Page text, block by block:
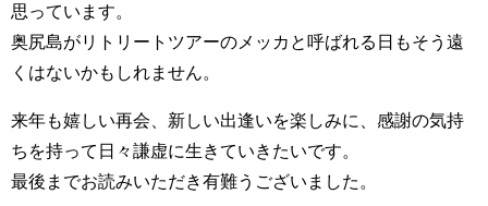
思っています。
奥尻島がリトリートツアーのメッカと呼ばれる日もそう遠
くはないかもしれません。
来年も嬉しい再会、新しい出逢いを楽しみに、感謝の気持
ちを持って日々謙虚に生きていきたいです。
最後までお読みいただき有難うございました。